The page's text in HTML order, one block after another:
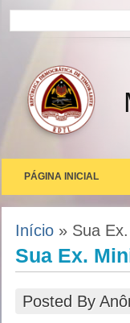
Formulário de
PÁGINA INICIAL
Você está aqui
Início » Sua
Sua Ex.
Posted By